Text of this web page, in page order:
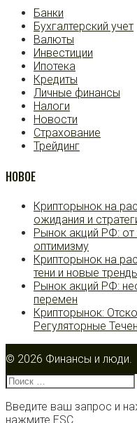
Банки
Бухгалтерский учет
Валюты
Инвестиции
Ипотека
Кредиты
Личные финансы
Налоги
Новости
Страхование
Трейдинг
НОВОЕ
Крипторынок на
ожидания и
Рынок акций РФ:
оптимизму
Крипторынок на
тени и новые
Рынок акций РФ:
перемен
Крипторынок:
Регуляторные
© 2026 Финансы и люди.
Поиск:
Введите ваш запрос и
нажмите ESC.